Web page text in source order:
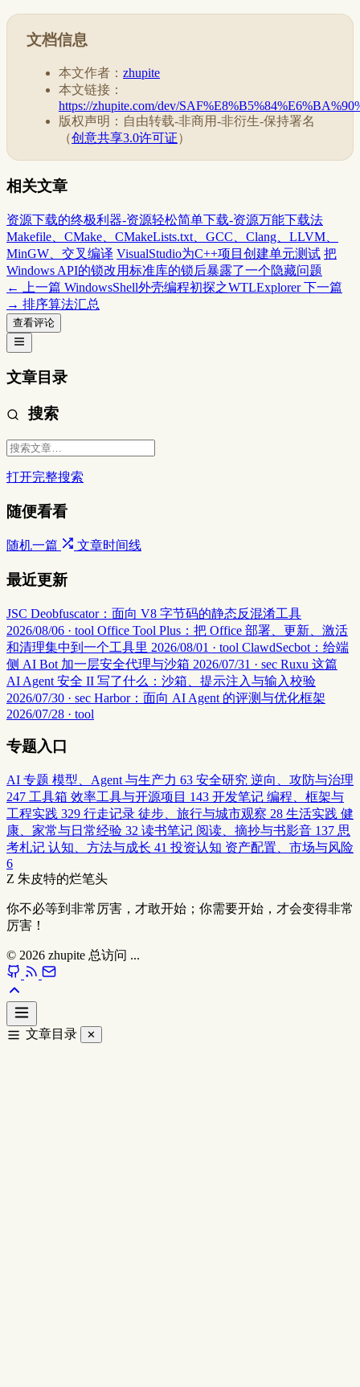
文档信息
本文作者： zhupite
本文链接：
https://zhupite.com/dev/
版权声明：自由转载-非商用-非衍生-保持署名
（创意共享3.0许可证）
相关文章
资源下载的终极利器-资源轻松简单下载-资源万能下载法
Makefile、CMake、CMakeLists.txt、GCC、Clang、LLVM、
MinGW、交叉编译 VisualStudio为C++项目创建单元测试 把
Windows API的锁改用标准库的锁后暴露了一个隐藏问题
← 上一篇 WindowsShell外壳编程初探之WTLExplorer 下一篇
→ 排序算法汇总
查看评论
文章目录
搜索
打开完整搜索
随便看看
随机一篇 文章时间线
最近更新
JSC Deobfuscator：面向 V8 字节码的静态反混淆工具
2026/08/06 · tool Office Tool Plus：把 Office 部署、更新、激活
和清理集中到一个工具里 2026/08/01 · tool ClawdSecbot：给端
侧 AI Bot 加一层安全代理与沙箱 2026/07/31 · sec Ruxu 这篇
AI Agent 安全 II 写了什么：沙箱、提示注入与输入校验
2026/07/30 · sec Harbor：面向 AI Agent 的评测与优化框架
2026/07/28 · tool
专题入口
AI 专题 模型、Agent 与生产力 63 安全研究 逆向、攻防与治理
247 工具箱 效率工具与开源项目 143 开发笔记 编程、框架与
工程实践 329 行走记录 徒步、旅行与城市观察 28 生活实践 健
康、家常与日常经验 32 读书笔记 阅读、摘抄与书影音 137 思
考札记 认知、方法与成长 41 投资认知 资产配置、市场与风险
6
Z 朱皮特的烂笔头
你不必等到非常厉害，才敢开始；你需要开始，才会变得非常
厉害！
© 2026 zhupite 总访问 ...
文章目录 ✕